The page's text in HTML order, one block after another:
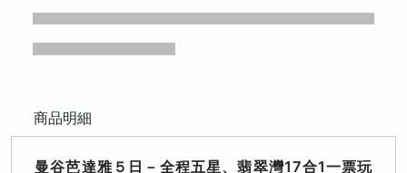
商品明細
曼谷芭達雅５日－全程五星、翡翠灣17合1一票玩